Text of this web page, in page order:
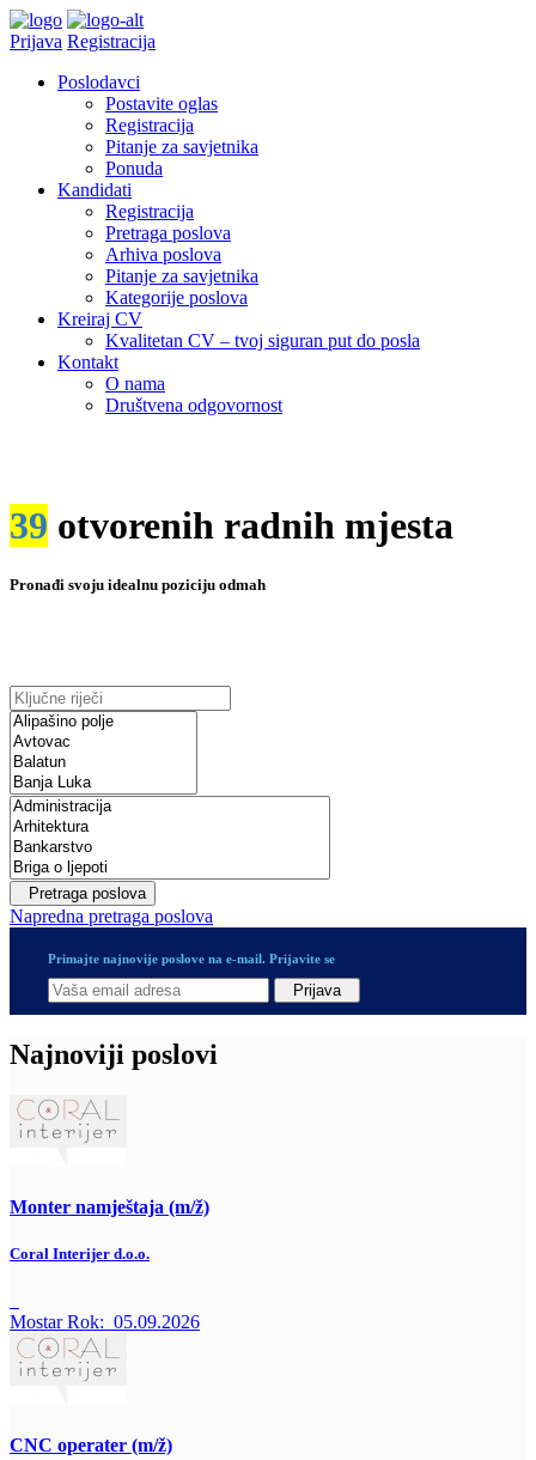
Prijava Registracija
Poslodavci
Postavite oglas
Registracija
Pitanje za savjetnika
Ponuda
Kandidati
Registracija
Pretraga poslova
Arhiva poslova
Pitanje za savjetnika
Kategorije poslova
Kreiraj CV
Kvalitetan CV – tvoj siguran put do posla
Kontakt
O nama
Društvena odgovornost
39 otvorenih radnih mjesta
Pronađi svoju idealnu poziciju odmah
Pretraga poslova
Napredna pretraga poslova
Primajte najnovije poslove na e-mail. Prijavite se
Prijava
Najnoviji poslovi
Monter namještaja (m/ž)
Coral Interijer d.o.o.
Mostar Rok: 05.09.2026
CNC operater (m/ž)